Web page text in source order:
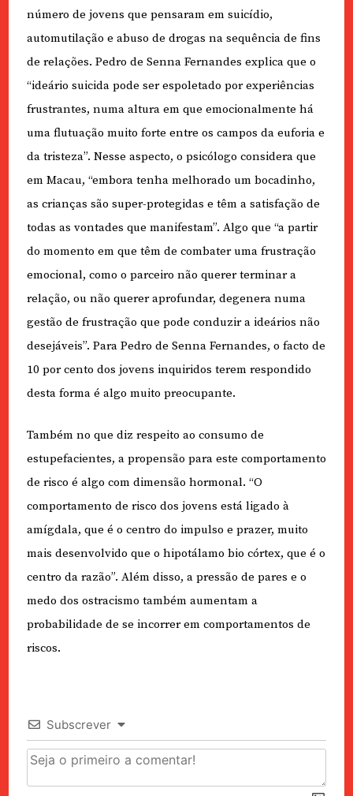
número de jovens que pensaram em suicídio,
automutilação e abuso de drogas na sequência de fins
de relações. Pedro de Senna Fernandes explica que o
“ideário suicida pode ser espoletado por experiências
frustrantes, numa altura em que emocionalmente há
uma flutuação muito forte entre os campos da euforia e
da tristeza”. Nesse aspecto, o psicólogo considera que
em Macau, “embora tenha melhorado um bocadinho,
as crianças são super-protegidas e têm a satisfação de
todas as vontades que manifestam”. Algo que “a partir
do momento em que têm de combater uma frustração
emocional, como o parceiro não querer terminar a
relação, ou não querer aprofundar, degenera numa
gestão de frustração que pode conduzir a ideários não
desejáveis”. Para Pedro de Senna Fernandes, o facto de
10 por cento dos jovens inquiridos terem respondido
desta forma é algo muito preocupante.
Também no que diz respeito ao consumo de
estupefacientes, a propensão para este comportamento
de risco é algo com dimensão hormonal. “O
comportamento de risco dos jovens está ligado à
amígdala, que é o centro do impulso e prazer, muito
mais desenvolvido que o hipotálamo bio córtex, que é o
centro da razão”. Além disso, a pressão de pares e o
medo dos ostracismo também aumentam a
probabilidade de se incorrer em comportamentos de
riscos.
Subscrever